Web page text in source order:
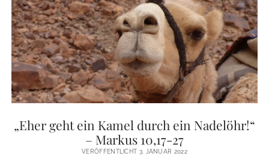
LITURGIEN
MEDITATIONEN
SONSTIGES
IMPRESSUM
„Eher geht ein Kamel durch ein Nadelöhr!“
– Markus 10,17-27
VERÖFFENTLICHT 3. JANUAR 2022